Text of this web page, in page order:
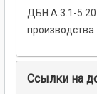
ДБН А.3.1-
производства
Ссылки на